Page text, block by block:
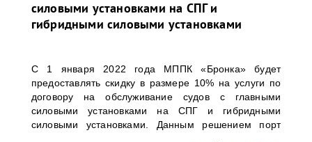
силовыми установками на СПГ и
гибридными силовыми установками
С 1 января 2022 года МППК «Бронка» будет
предоставлять скидку в размере 10% на услуги по
договору на обслуживание судов с главными
силовыми установками на СПГ и гибридными
силовыми установками. Данным решением порт